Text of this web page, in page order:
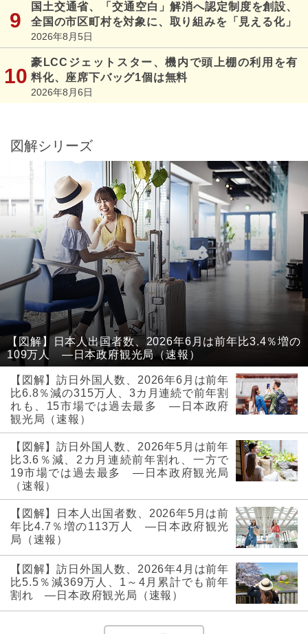
国土交通省、「交通空白」解消へ認定制度を創設、
全国の市区町村を対象に、取り組みを「見える化」
2026年8月5日
豪LCCジェットスター、機内で頭上棚の利用を有
料化、座席下バッグ1個は無料
2026年8月6日
図解シリーズ
【図解】日本人出国者数、2026年6月は前年比3.4％増の
109万人 ―日本政府観光局（速報）
【図解】訪日外国人数、2026年6月は前年
比6.8％減の315万人、3カ月連続で前年割
れも、15市場では過去最多 ―日本政府
観光局（速報）
【図解】訪日外国人数、2026年5月は前年
比3.6％減、2カ月連続前年割れ、一方で
19市場では過去最多 ―日本政府観光局
（速報）
【図解】日本人出国者数、2026年5月は前
年比4.7％増の113万人 ―日本政府観光
局（速報）
【図解】訪日外国人数、2026年4月は前年
比5.5％減369万人、1～4月累計でも前年
割れ ―日本政府観光局（速報）